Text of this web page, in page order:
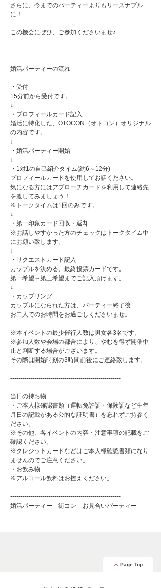
さらに、今までのパーティーよりもリーズナブル
に！
この機会にぜひ、ご参加くださいませ♪
-------------------------------------------------------
婚活パーティーの流れ
・受付
15分前から受付です。
↓
・プロフィールカード記入
婚活に特化した、OTOCON（オトコン）オリジナル
の内容です。
↓
・婚活パーティー開始
↓
・1対1の自己紹介タイム(約6～12分)
プロフィールカードを使用してお話ください。
気になる方にはアプローチカードを利用して連絡先
を渡してみましょう！
※トークタイムは1回のみです。
↓
・第一印象カード回収・返却
※お話しやすかった方のチェックはトークタイム中
にお願い致します。
↓
・リクエストカード記入
カップルを決める、最終投票カードです。
第一希望～第三希望までご記入頂けます。
↓
・カップリング
カップルになられた方は、パーティー終了後
お二人でのお時間をお過ごしくださいませ。
※本イベントの最少催行人数は男女各3名です。
※参加人数や会場の都合により、やむを得ず開催中
止と判断する場合がございます。
その際は開始時刻の3時間前後にご連絡致します。
-------------------------------------------------------
当日の持ち物
・ご本人様確認書類（運転免許証・保険証など生年
月日の記載がある公的な証明書）を忘れずご持参く
ださい。
※その他、各イベントの内容・注意事項の記載をご
確認ください。
※クレジットカードなどはご本人様確認書類になり
ませんのでご注意ください。
・お飲み物
※アルコール飲料はお控えください。
-------------------------------------------------------
婚活パーティー 街コン お見合いパーティー
-------------------------------------------------------
Page Top